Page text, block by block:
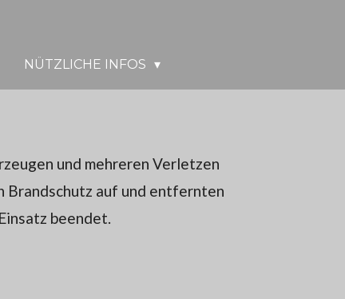
NÜTZLICHE INFOS
und mehreren Verletzen
auf und entfernten
beendet.